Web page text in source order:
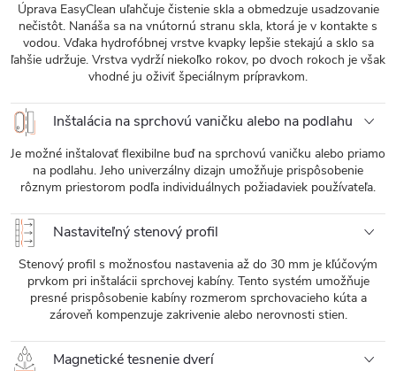
Úprava EasyClean uľahčuje čistenie skla a obmedzuje usadzovanie
nečistôt. Nanáša sa na vnútornú stranu skla, ktorá je v kontakte s
vodou. Vďaka hydrofóbnej vrstve kvapky lepšie stekajú a sklo sa
ľahšie udržuje. Vrstva vydrží niekoľko rokov, po dvoch rokoch je však
vhodné ju oživiť špeciálnym prípravkom.
Inštalácia na sprchovú vaničku alebo na podlahu
Je možné inštalovať flexibilne buď na sprchovú vaničku alebo priamo
na podlahu. Jeho univerzálny dizajn umožňuje prispôsobenie
rôznym priestorom podľa individuálnych požiadaviek používateľa.
Nastaviteľný stenový profil
Stenový profil s možnosťou nastavenia až do 30 mm je kľúčovým
prvkom pri inštalácii sprchovej kabíny. Tento systém umožňuje
presné prispôsobenie kabíny rozmerom sprchovacieho kúta a
zároveň kompenzuje zakrivenie alebo nerovnosti stien.
Magnetické tesnenie dverí